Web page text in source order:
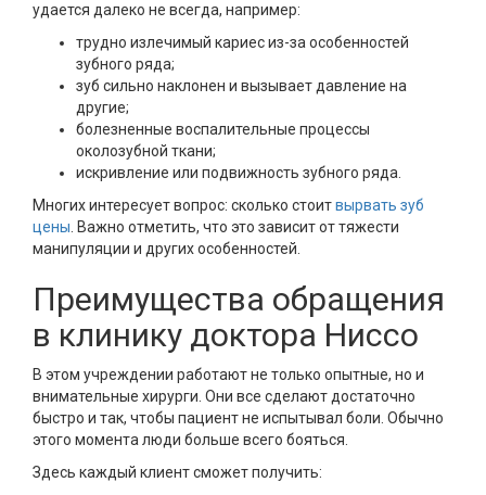
удается далеко не всегда, например:
трудно излечимый кариес из-за особенностей
зубного ряда;
зуб сильно наклонен и вызывает давление на
другие;
болезненные воспалительные процессы
околозубной ткани;
искривление или подвижность зубного ряда.
Многих интересует вопрос: сколько стоитвырвать зуб
цены . Важно отметить, что это зависит от тяжести
манипуляции и других особенностей.
Преимущества обращения
в клинику доктора Ниссо
В этом учреждении работают не только опытные, но и
внимательные хирурги. Они все сделают достаточно
быстро и так, чтобы пациент не испытывал боли. Обычно
этого момента люди больше всего бояться.
Здесь каждый клиент сможет получить: